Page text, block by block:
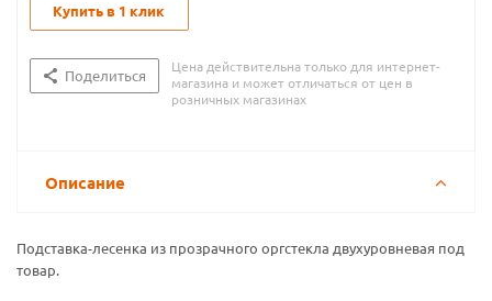
Купить в 1 клик
Поделиться
Цена действительна только для интернет-
магазина и может отличаться от цен в
розничных магазинах
Описание
Подставка-лесенка из прозрачного оргстекла двухуровневая под
товар.